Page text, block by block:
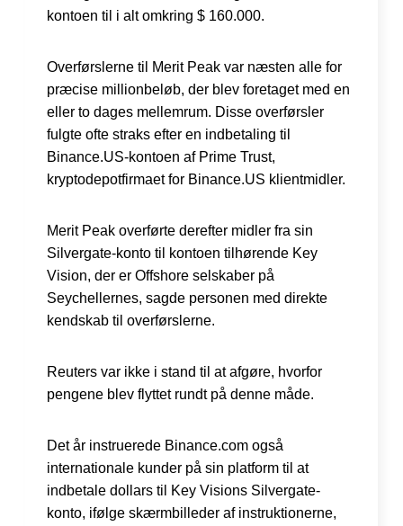
kontoen til i alt omkring $ 160.000.
Overførslerne til Merit Peak var næsten alle for
præcise millionbeløb, der blev foretaget med en
eller to dages mellemrum. Disse overførsler
fulgte ofte straks efter en indbetaling til
Binance.US-kontoen af Prime Trust,
kryptodepotfirmaet for Binance.US klientmidler.
Merit Peak overførte derefter midler fra sin
Silvergate-konto til kontoen tilhørende Key
Vision, der er Offshore selskaber på
Seychellernes, sagde personen med direkte
kendskab til overførslerne.
Reuters var ikke i stand til at afgøre, hvorfor
pengene blev flyttet rundt på denne måde.
Det år instruerede Binance.com også
internationale kunder på sin platform til at
indbetale dollars til Key Visions Silvergate-
konto, ifølge skærmbilleder af instruktionerne,